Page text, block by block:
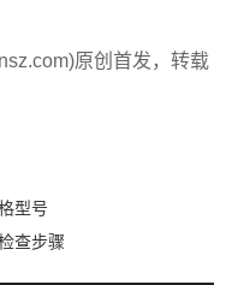
原创首发，转载
型号
查步骤